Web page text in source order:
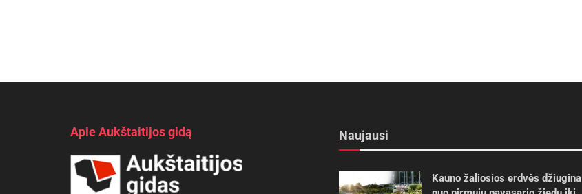
Apie Aukštaitijos gidą Naujausi
Kauno žaliosios erdvės džiugina